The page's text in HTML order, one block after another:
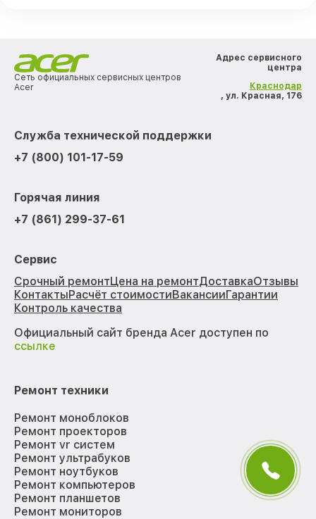
Сеть официальных сервисных центров
Acer
Адрес сервисного
центра
Краснодар
, ул. Красная, 176
Служба технической поддержки
+7 (800) 101-17-59
Горячая линия
+7 (861) 299-37-61
Сервис
Срочный ремонтЦена на ремонтДоставкаОтзывы
КонтактыРасчёт стоимостиВакансииГарантии
Контроль качества
Официальный сайт бренда Acer доступен по
ссылке
Ремонт техники
Ремонт моноблоков
Ремонт проекторов
Ремонт vr систем
Ремонт ультрабуков
Ремонт ноутбуков
Ремонт компьютеров
Ремонт планшетов
Ремонт мониторов